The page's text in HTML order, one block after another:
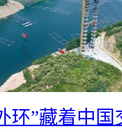
环”藏着中